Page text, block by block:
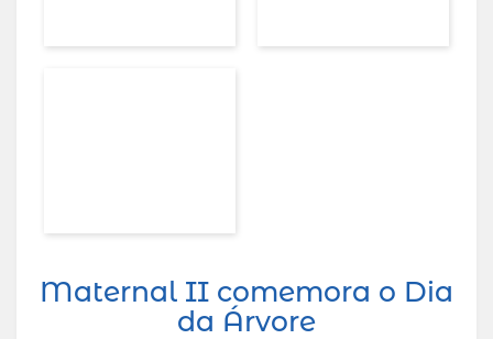
Maternal II comemora o Dia
da Árvore